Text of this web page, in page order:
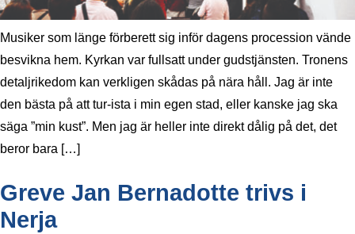
Musiker som länge förberett sig inför dagens procession vände
besvikna hem. Kyrkan var fullsatt under gudstjänsten. Tronens
detaljrikedom kan verkligen skådas på nära håll. Jag är inte
den bästa på att tur-ista i min egen stad, eller kanske jag ska
säga ”min kust”. Men jag är heller inte direkt dålig på det, det
beror bara […]
Greve Jan Bernadotte trivs i
Nerja